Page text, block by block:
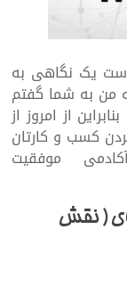
است یک نگاهی به
من به شما گفتم
از امروز از
کسب و کارتان
موفقیت
( نقش